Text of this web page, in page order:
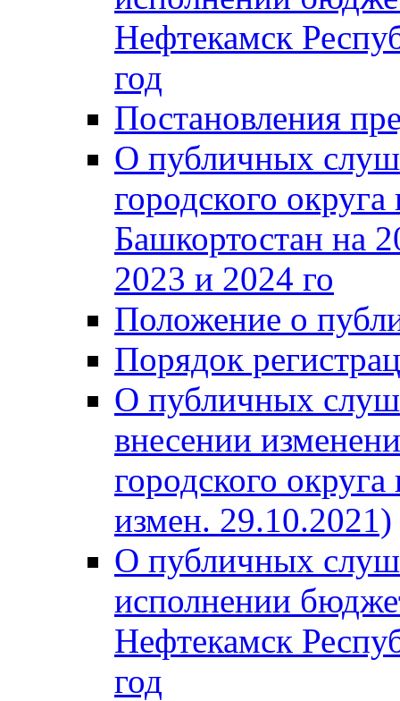
Нефтекамск
год
Постановления
О публичных
городского
Башкортостан на
2023 и 2024 го
Положение о
Порядок
О публичных
внесении
городского
измен. 29.10.2021)
О публичных
исполнении
Нефтекамск
год